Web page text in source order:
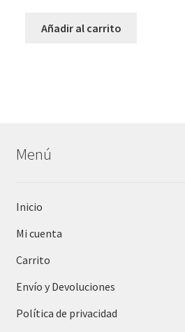
Añadir al carrito
Menú
Inicio
Mi cuenta
Carrito
Envío y Devoluciones
Política de privacidad